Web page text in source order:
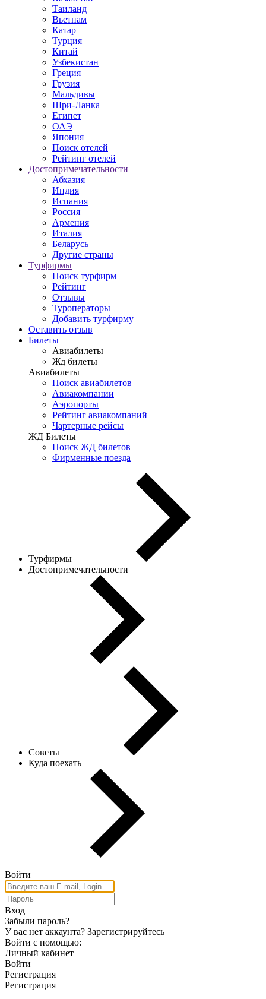
Таиланд
Вьетнам
Катар
Турция
Китай
Узбекистан
Греция
Грузия
Мальдивы
Шри-Ланка
Египет
ОАЭ
Япония
Поиск отелей
Рейтинг отелей
Достопримечательности
Абхазия
Индия
Испания
Россия
Армения
Италия
Беларусь
Другие страны
Турфирмы
Поиск турфирм
Рейтинг
Отзывы
Туроператоры
Добавить турфирму
Оставить отзыв
Билеты
Авиабилеты
Жд билеты
Авиабилеты
Поиск авиабилетов
Авиакомпании
Аэропорты
Рейтинг авиакомпаний
Чартерные рейсы
ЖД Билеты
Поиск ЖД билетов
Фирменные поезда
Турфирмы
Достопримечательности
Советы
Куда поехать
Войти
Вход
Забыли пароль?
У вас нет аккаунта? Зарегистрируйтесь
Войти с помощью:
Личный кабинет
Войти
Регистрация
Регистрация